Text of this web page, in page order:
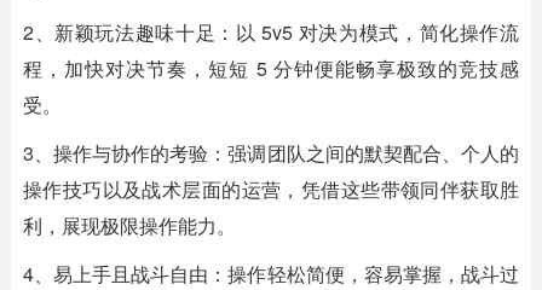
2、新颖玩法趣味十足：以 5v5 对决为模式，简化操作流
程，加快对决节奏，短短 5 分钟便能畅享极致的竞技感
受。
3、操作与协作的考验：强调团队之间的默契配合、个人的
操作技巧以及战术层面的运营，凭借这些带领同伴获取胜
利，展现极限操作能力。
4、易上手且战斗自由：操作轻松简便，容易掌握，战斗过